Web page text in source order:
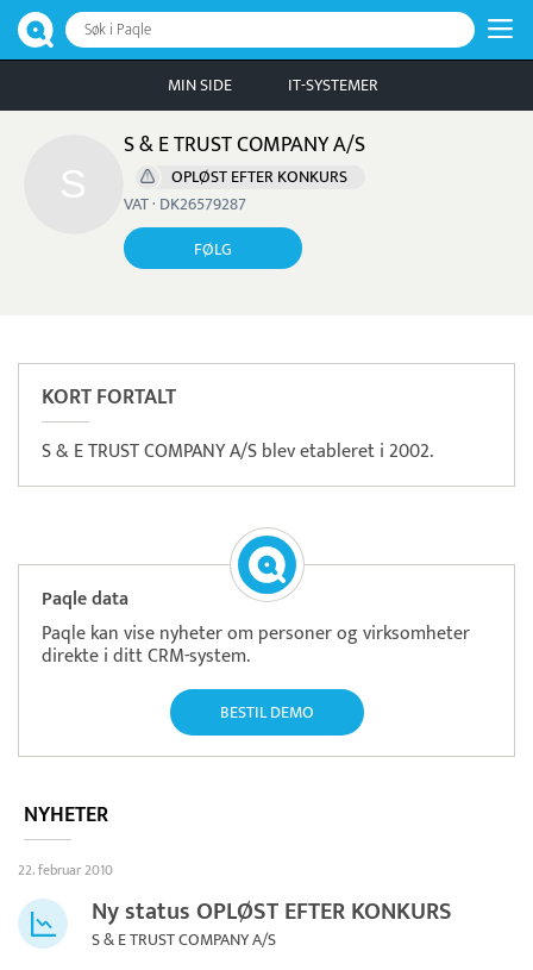
Søk i Paqle
MIN SIDE IT-SYSTEMER
S & E TRUST COMPANY A/S
OPLØST EFTER KONKURS
VAT · DK26579287
FØLG
KORT FORTALT
S & E TRUST COMPANY A/S blev etableret i 2002.
Paqle data
Paqle kan vise nyheter om personer og virksomheter
direkte i ditt CRM-system.
BESTIL DEMO
NYHETER
22. februar 2010
Ny status OPLØST EFTER KONKURS
S & E TRUST COMPANY A/S